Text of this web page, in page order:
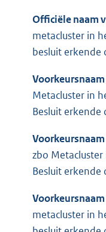
Officiële naam
metacluster in
besluit erkende
Metacluster in
Besluit erkende
zbo
Besluit erkende
metacluster in